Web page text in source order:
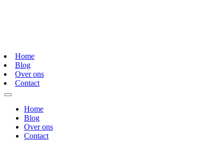
Home
Blog
Over ons
Contact
Home
Blog
Over ons
Contact